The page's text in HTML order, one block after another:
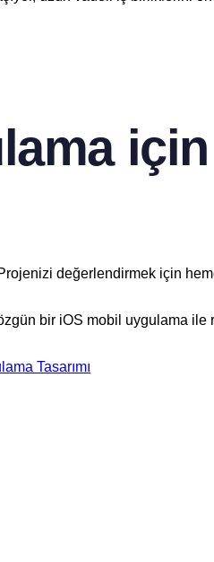
için
değerlendirmek için
bir iOS mobil uygulama ile
Tasarımı